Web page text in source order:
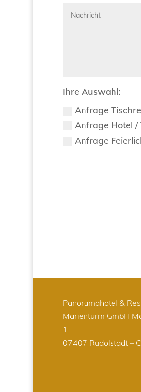
Ihre Auswahl:
Anfrage
Anfrage Hotel /
Anfrage
Panoramahotel &
Marienturm GmbH
1
07407 Rudolstadt –